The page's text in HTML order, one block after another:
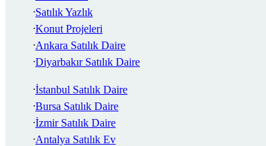
Satılık Yazlık
Konut Projeleri
Ankara Satılık Daire
Diyarbakır Satılık Daire
İstanbul Satılık Daire
Bursa Satılık Daire
İzmir Satılık Daire
Antalya Satılık Ev